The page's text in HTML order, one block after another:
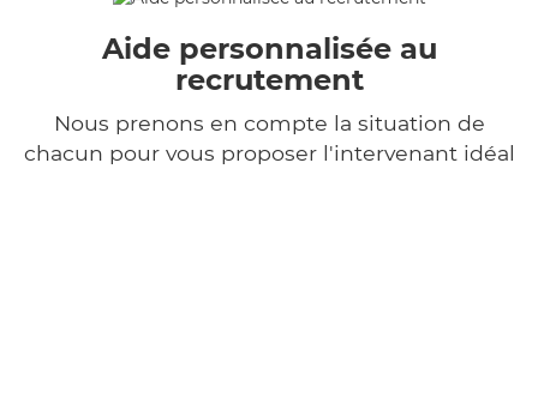
Aide personnalisée au
recrutement
Nous prenons en compte la situation de
chacun pour vous proposer l'intervenant idéal